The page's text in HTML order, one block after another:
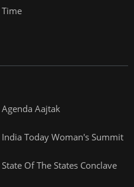
Time
Agenda Aajtak
India Today Woman's Summit
State Of The States Conclave